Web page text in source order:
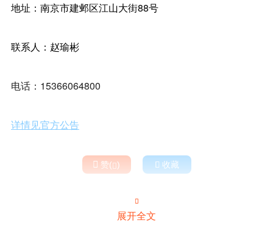
地址：南京市建邺区江山大街88号
联系人：赵瑜彬
电话：15366064800
详情见官方公告
 赞()  收藏

展开全文